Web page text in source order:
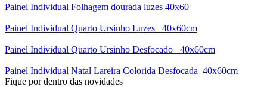
Painel Individual Folhagem dourada luzes 40x60
Painel Individual Quarto Ursinho Luzes _40x60cm
Painel Individual Quarto Ursinho Desfocado _40x60cm
Painel Individual Natal Lareira Colorida Desfocada_40x60cm
Fique por dentro das novidades